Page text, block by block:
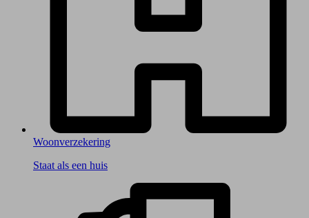
Woonverzekering
Staat als een huis